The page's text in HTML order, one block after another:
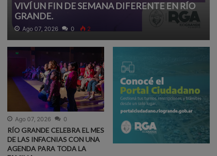
VIVÍ UN FIN DE SEMANA DIFERENTE EN RÍO
GRANDE.
Ago 07, 2026 0 2
Ago 07, 2026 0
RÍO GRANDE CELEBRA EL MES
DE LAS INFACNIAS CON UNA
AGENDA PARA TODA LA